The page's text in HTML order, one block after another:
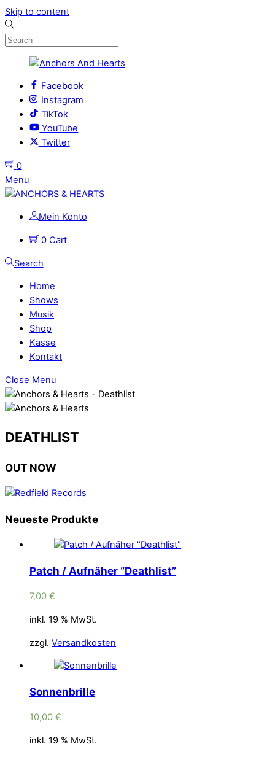
Skip to content
Facebook
Instagram
TikTok
YouTube
Twitter
0
Menu
Mein Konto
0 Cart
Search
Home
Shows
Musik
Shop
Kasse
Kontakt
Close Menu
DEATHLIST
OUT NOW
Neueste Produkte
Patch / Aufnäher “Deathlist”
7,00 €
inkl. 19 % MwSt.
zzgl. Versandkosten
Sonnenbrille
10,00 €
inkl. 19 % MwSt.